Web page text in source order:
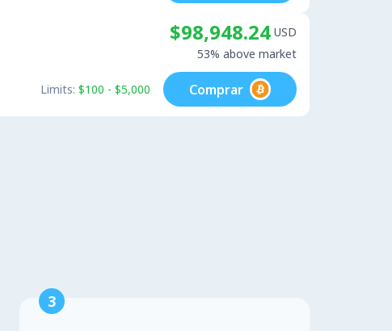
$98,948.24 USD
53% above market
Limits: $100 - $5,000 Comprar
3